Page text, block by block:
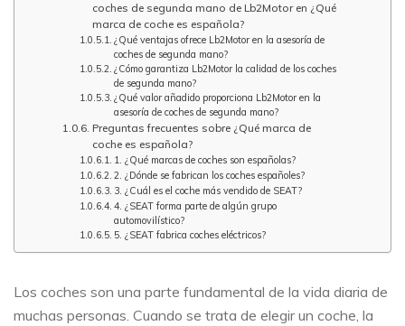
coches de segunda mano de Lb2Motor en ¿Qué
marca de coche es española?
¿Qué ventajas ofrece Lb2Motor en la asesoría de
coches de segunda mano?
¿Cómo garantiza Lb2Motor la calidad de los coches
de segunda mano?
¿Qué valor añadido proporciona Lb2Motor en la
asesoría de coches de segunda mano?
Preguntas frecuentes sobre ¿Qué marca de
coche es española?
1. ¿Qué marcas de coches son españolas?
2. ¿Dónde se fabrican los coches españoles?
3. ¿Cuál es el coche más vendido de SEAT?
4. ¿SEAT forma parte de algún grupo
automovilístico?
5. ¿SEAT fabrica coches eléctricos?
Los coches son una parte fundamental de la vida diaria de
muchas personas. Cuando se trata de elegir un coche, la